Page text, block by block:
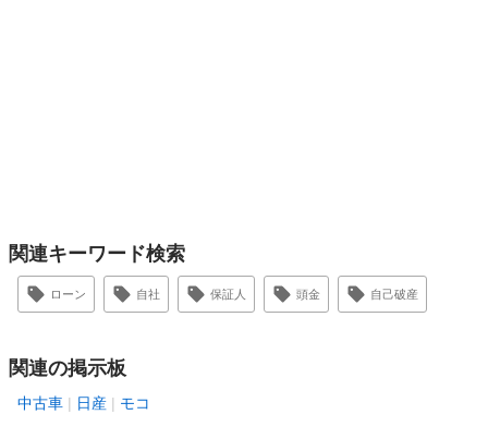
関連キーワード検索
ローン 自社 保証人 頭金 自己破産
関連の掲示板
中古車 日産 モコ